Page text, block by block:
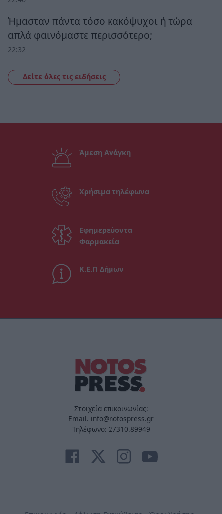
Ήμασταν πάντα τόσο κακόψυχοι ή τώρα
απλά φαινόμαστε περισσότερο;
22:32
Δείτε όλες τις ειδήσεις
Άμεση Ανάγκη
Χρήσιμα τηλέφωνα
Εφημερεύοντα
Φαρμακεία
Κ.Ε.Π Δήμων
Στοιχεία επικοινωνίας:
Email. info@notospress.gr
Τηλέφωνο: 27310.89949